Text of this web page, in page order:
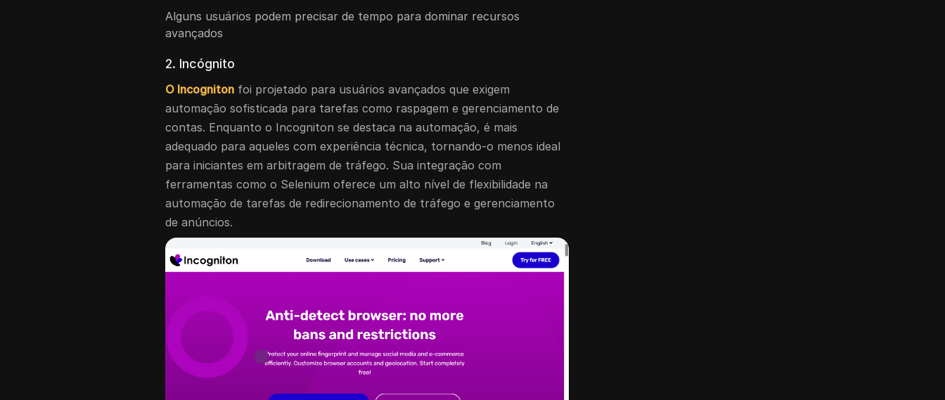
Alguns usuários podem precisar de tempo para dominar recursos
avançados
2. Incógnito
O Incogniton foi projetado para usuários avançados que exigem
automação sofisticada para tarefas como raspagem e gerenciamento de
contas. Enquanto o Incogniton se destaca na automação, é mais
adequado para aqueles com experiência técnica, tornando-o menos ideal
para iniciantes em arbitragem de tráfego. Sua integração com
ferramentas como o Selenium oferece um alto nível de flexibilidade na
automação de tarefas de redirecionamento de tráfego e gerenciamento
de anúncios.